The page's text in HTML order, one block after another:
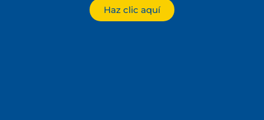
Haz clic aquí